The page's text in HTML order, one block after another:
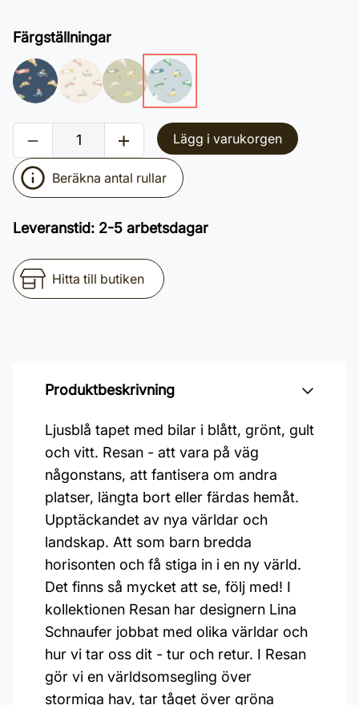
Färgställningar
Lägg i varukorgen
Beräkna antal rullar
Leveranstid: 2-5 arbetsdagar
Hitta till butiken
Produktbeskrivning
Ljusblå tapet med bilar i blått, grönt, gult
och vitt. Resan - att vara på väg
någonstans, att fantisera om andra
platser, längta bort eller färdas hemåt.
Upptäckandet av nya världar och
landskap. Att som barn bredda
horisonten och få stiga in i en ny värld.
Det finns så mycket att se, följ med! I
kollektionen Resan har designern Lina
Schnaufer jobbat med olika världar och
hur vi tar oss dit - tur och retur. I Resan
gör vi en världsomsegling över
stormiga hav, tar tåget över gröna